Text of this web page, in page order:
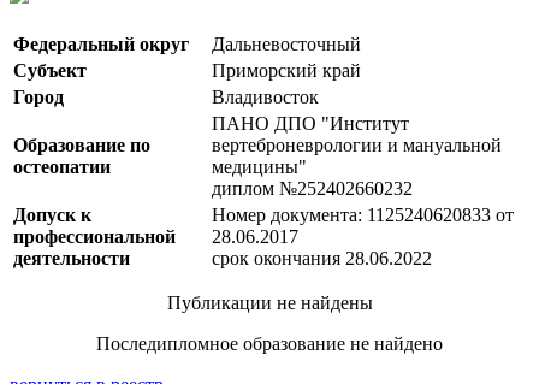
Федеральный округ
Дальневосточный
Субъект
Приморский край
Город
Владивосток
Образование по
остеопатии
ПАНО ДПО "Институт
вертеброневрологии и мануальной
медицины"
диплом №252402660232
Допуск к
профессиональной
деятельности
Номер документа: 1125240620833 от
28.06.2017
срок окончания 28.06.2022
Публикации не найдены
Последипломное образование не найдено